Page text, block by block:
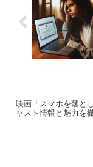
映画「スマホを落と
ャスト情報と魅力を